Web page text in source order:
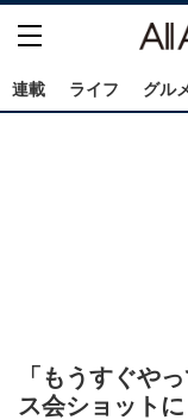
連載 ライフ グル
「もうすぐや
ス会ショット